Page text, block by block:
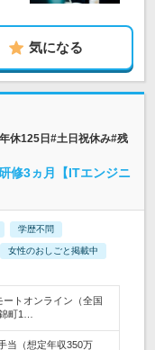
気になる
休125日#土日祝休み#残
修3ヵ月【ITエンジニ
学歴不問
女性のおしごと掲載中
トオンライン（全国
町1…
当（想定年収350万